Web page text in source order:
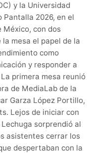
y la Universidad
Pantalla 2026, en el
México, con dos
mesa el papel de la
como
y responder a
primera mesa reunió
de MediaLab de la
Garza López Portillo,
Lejos de iniciar con
sorprendió al
asistentes cerrar los
despertaban con la